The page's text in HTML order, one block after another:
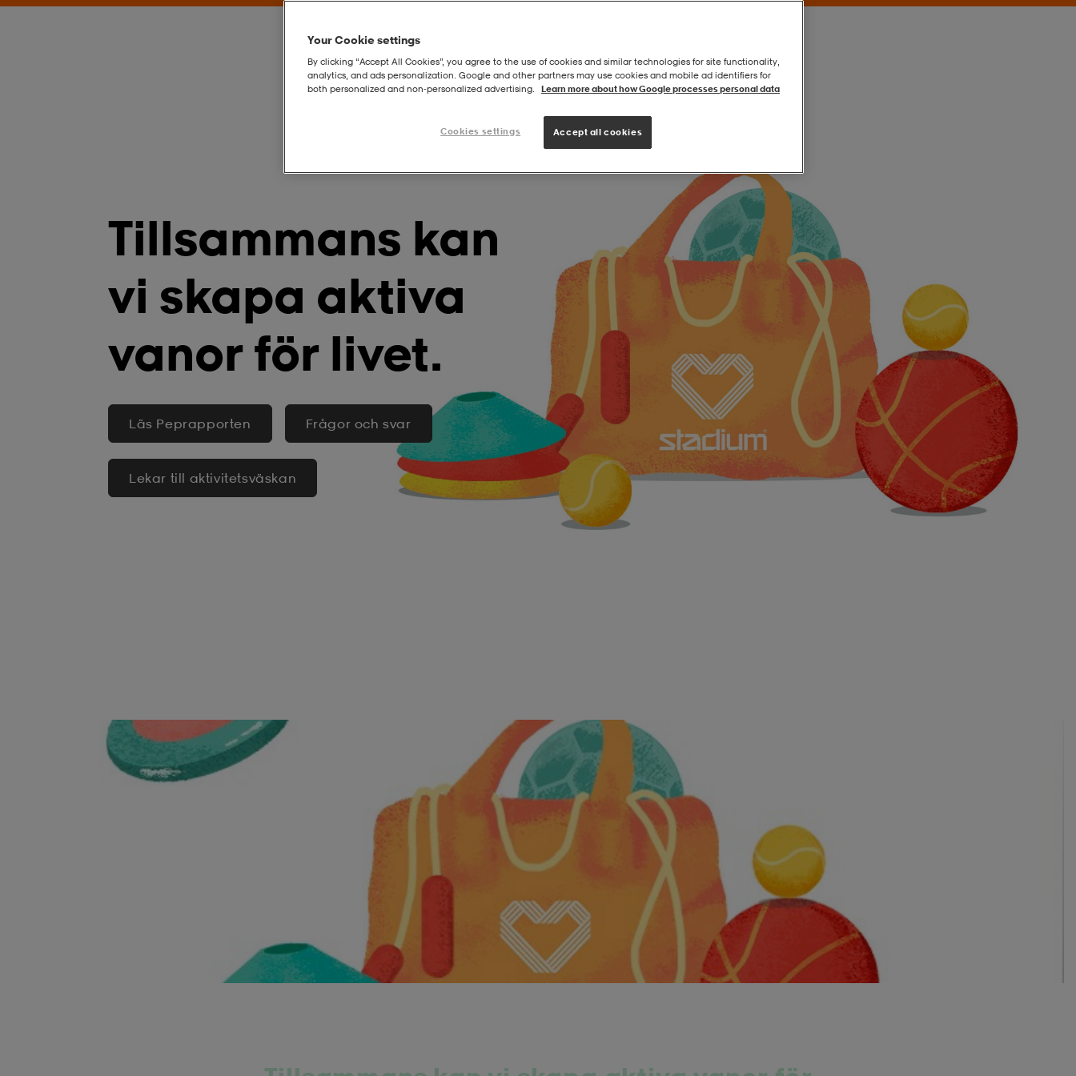
Tillsammans kan
vi skapa aktiva
vanor för livet.
Läs Peprapporten Frågor och svar
Lekar till aktivitetsväskan
Your Cookie settings
By clicking “Accept All Cookies”, you agree to the use of cookies and similar technologies for site functionality,
analytics, and ads personalization. Google and other partners may use cookies and mobile ad identifiers for
both personalized and non‑personalized advertising.
Learn more about how Google processes personal data
Cookies settings Accept all cookies